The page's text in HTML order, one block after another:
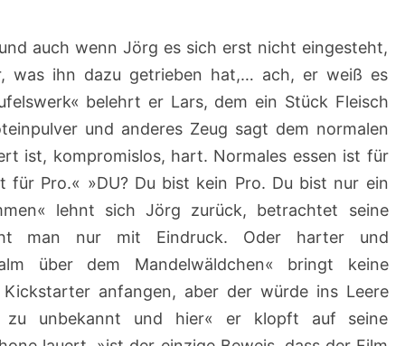
auch wenn Jörg es sich erst nicht eingesteht,
was ihn dazu getrieben hat,… ach, er weiß es
belehrt er Lars, dem ein Stück Fleisch
und anderes Zeug sagt dem normalen
ist, kompromislos, hart. Normales essen ist für
für Pro.« »DU? Du bist kein Pro. Du bist nur ein
lehnt sich Jörg zurück, betrachtet seine
man nur mit Eindruck. Oder harter und
über dem Mandelwäldchen« bringt keine
anfangen, aber der würde ins Leere
unbekannt und hier« er klopft auf seine